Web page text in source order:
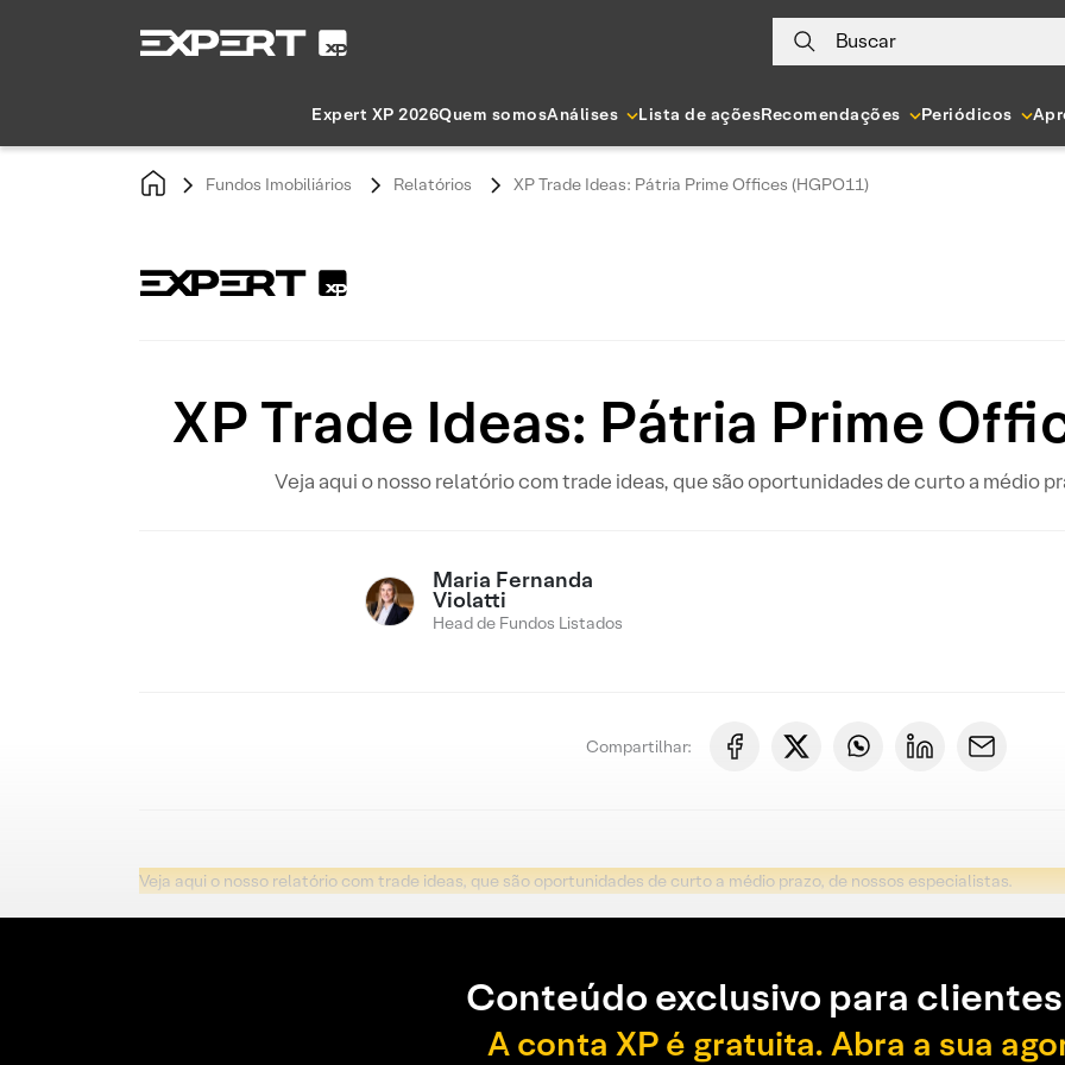
Buscar
Expert XP 2026Quem somosAnálises Lista de açõesRecomendações Periódicos
Fundos Imobiliários Relatórios XP Trade Ideas: Pátria Prime Offices (HGPO11)
XP Trade Ideas: Pátria Prime
Veja aqui o nosso relatório com trade ideas, que são oportunidades de curto a médio
Maria Fernanda
Violatti
Head de Fundos Listados
Compartilhar:
Veja aqui o nosso relatório com trade ideas, que são oportunidades de curto a médio prazo, de nossos especialistas.
Conteúdo exclusivo para
A conta XP é gratuita. Abra a sua